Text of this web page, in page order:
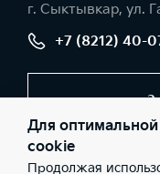
г. Сыктывкар, ул.
+7 (8212) 40-
© 2026 Юридические
Для
cookie
Продолжая